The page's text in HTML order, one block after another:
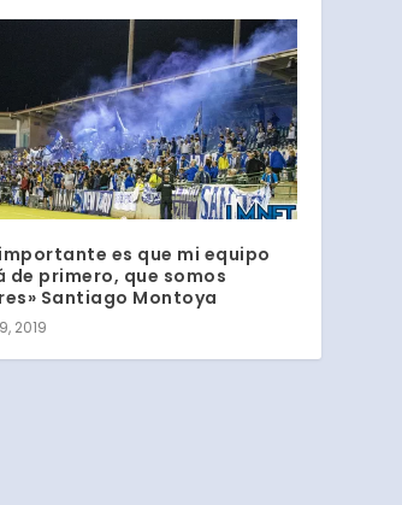
es que mi equipo
de primero, que somos
Santiago Montoya
2019